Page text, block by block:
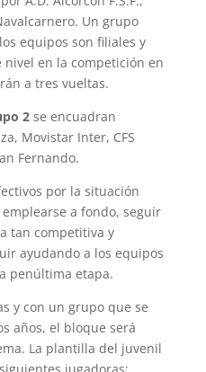
Un grupo
equipos son filiales y
en la competición en
a tres vueltas.
2se encuadran
Movistar Inter, CFS
Fernando.
por la situación
a fondo, seguir
tan competitiva y
ayudando a los equipos
penúltima etapa.
y con un grupo que se
años, el bloque será
La plantilla del juvenil